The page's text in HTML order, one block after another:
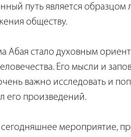
путь является образцом
обществу.
Абая стало духовным
Его мысли и
важно исследовать и
его произведений.
мероприятие,